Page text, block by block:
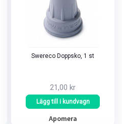
Swereco Doppsko, 1 st
21,00 kr
Lägg till i kundvagn
Apomera